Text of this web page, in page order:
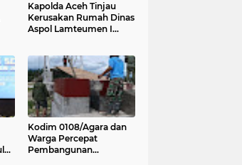
Kapolda Aceh Tinjau
Kerusakan Rumah Dinas
Aspol Lamteumen I
Kodim 0108/Agara dan
Warga Percepat
Pembangunan